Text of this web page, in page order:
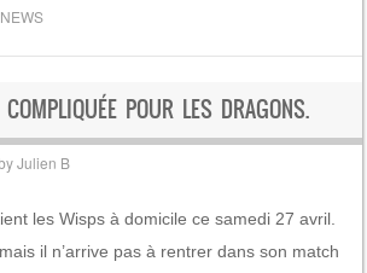
NEWS
POUR LES DRAGONS.
Julien B
les Wisps à domicile ce samedi 27 avril.
il n’arrive pas à rentrer dans son match